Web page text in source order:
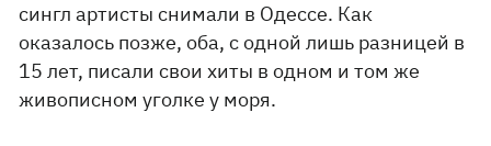
сингл артисты снимали в Одессе. Как
оказалось позже, оба, с одной лишь разницей в
15 лет, писали свои хиты в одном и том же
живописном уголке у моря.